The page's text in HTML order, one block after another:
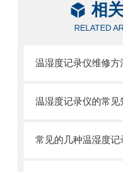
相
RELATED
温湿度记录仪维修方
温湿度记录仪的常见